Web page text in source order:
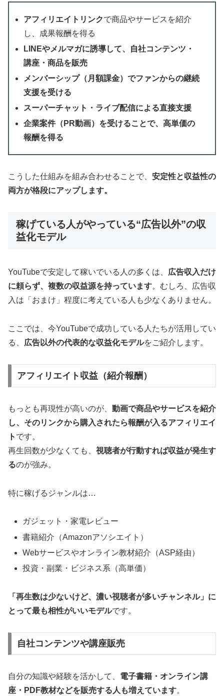
アフィリエイトリンクで商品やサービスを紹介
し、成果報酬を得る
LINEやメルマガに誘導して、自社コンテンツ・
講座・商品を販売
メンバーシップ（月額課金）でファンからの継続
支援を受ける
スーパーチャット・ライブ配信による直接支援
企業案件（PR動画）を受けることで、高単価の
報酬を得る
こうした仕組みを組み合わせることで、 安定性と収益性の
両方が格段にアップします。
稼げている人がやっている“広告以外”の収
益化モデル
YouTubeで安定して稼いでいる人の多くは、 広告収入だけ
に頼らず、複数の収益源を持っています。むしろ、広告収
入は「おまけ」程度に考えている人も少なくありません。
ここでは、今YouTubeで成功している人たちが活用してい
る、 広告以外の代表的な収益化モデルをご紹介します。
アフィリエイト収益（紹介報酬）
もっとも再現性が高いのが、 動画で商品やサービスを紹介
し、そのリンクから購入されたら報酬が入るアフィリエイ
ト です。
再生回数が少なくても、 視聴者が行動すれば収益が発生す
るのが強み。
特に稼げるジャンルは…
ガジェット・家電レビュー
書籍紹介（Amazonアソシエイト）
Webサービスやオンライン教材紹介（ASP経由）
投資・副業・ビジネス系（高単価）
「再生数は少ないけど、濃い視聴者が多いチャンネル」に
とって最も相性がいいモデルです。
自社コンテンツや講座販売
自分の知識や経験を活かして、 電子書籍・オンライン講
座・PDF教材などを販売する人も増えています。